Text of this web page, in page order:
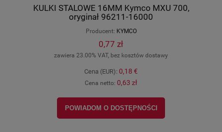
KULKI STALOWE 16MM Kymco MXU 700,
oryginał 96211-16000
Producent: KYMCO
0,77 zł
zawiera 23.00% VAT, bez kosztów dostawy
Cena (EUR): 0,18 €
Cena netto: 0,63 zł
POWIADOM O DOSTĘPNOŚCI